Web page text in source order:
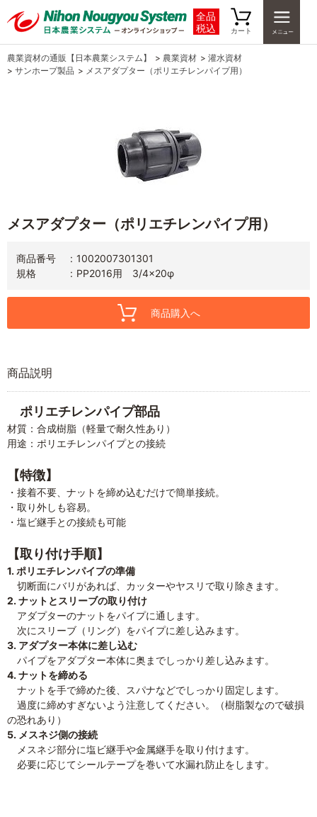
全品
税込
カート
農業資材の通販【日本農業システム】 > 農業資材 > 灌水資材
> サンホープ製品 > メスアダプター（ポリエチレンパイプ用）
メスアダプター（ポリエチレンパイプ用）
商品番号
1002007301301
規格
PP2016用 3/4×20φ
商品購入へ
商品説明
ポリエチレンパイプ部品
材質：合成樹脂（軽量で耐久性あり）
用途：ポリエチレンパイプとの接続
【特徴】
・接着不要、ナットを締め込むだけで簡単接続。
・取り外しも容易。
・塩ビ継手との接続も可能
【取り付け手順】
1. ポリエチレンパイプの準備
切断面にバリがあれば、カッターやヤスリで取り除きます。
2. ナットとスリーブの取り付け
アダプターのナットをパイプに通します。
次にスリーブ（リング）をパイプに差し込みます。
3. アダプター本体に差し込む
パイプをアダプター本体に奥までしっかり差し込みます。
4. ナットを締める
ナットを手で締めた後、スパナなどでしっかり固定します。
過度に締めすぎないよう注意してください。（樹脂製なので破損
の恐れあり）
5. メスネジ側の接続
メスネジ部分に塩ビ継手や金属継手を取り付けます。
必要に応じてシールテープを巻いて水漏れ防止をします。